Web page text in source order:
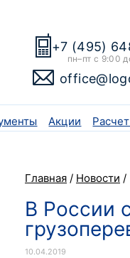
+7 (495)
пн–пт с 9:00
Акции
Главная / Новости /
В России
10.04.2019